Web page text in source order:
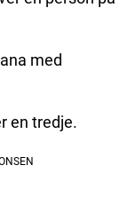
med
en tredje.